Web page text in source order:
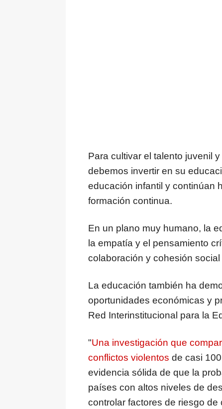
Para cultivar el talento juvenil
debemos invertir en su
educación infantil y continúan
formación continua.
En un plano muy humano, la
la empatía y el pensamiento
colaboración y cohesión
La educación también ha
oportunidades económicas y
Red Interinstitucional para la
"Una investigación que
conflictos violentos de casi
evidencia sólida de que la
países con altos niveles de
controlar factores de riesgo de